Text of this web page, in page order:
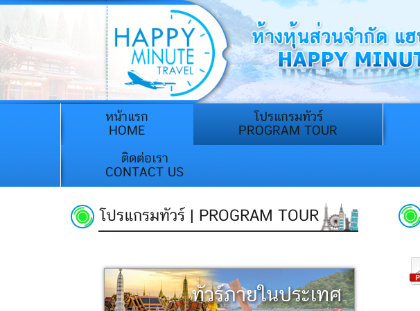
หน้าแรก
HOME
โปรแกรมทัวร์
PROGRAM TOUR
ติดต่อเรา
CONTACT US
โปรแกรมทัวร์ | PROGRAM TOUR
ทัวร์ภายในประเทศ